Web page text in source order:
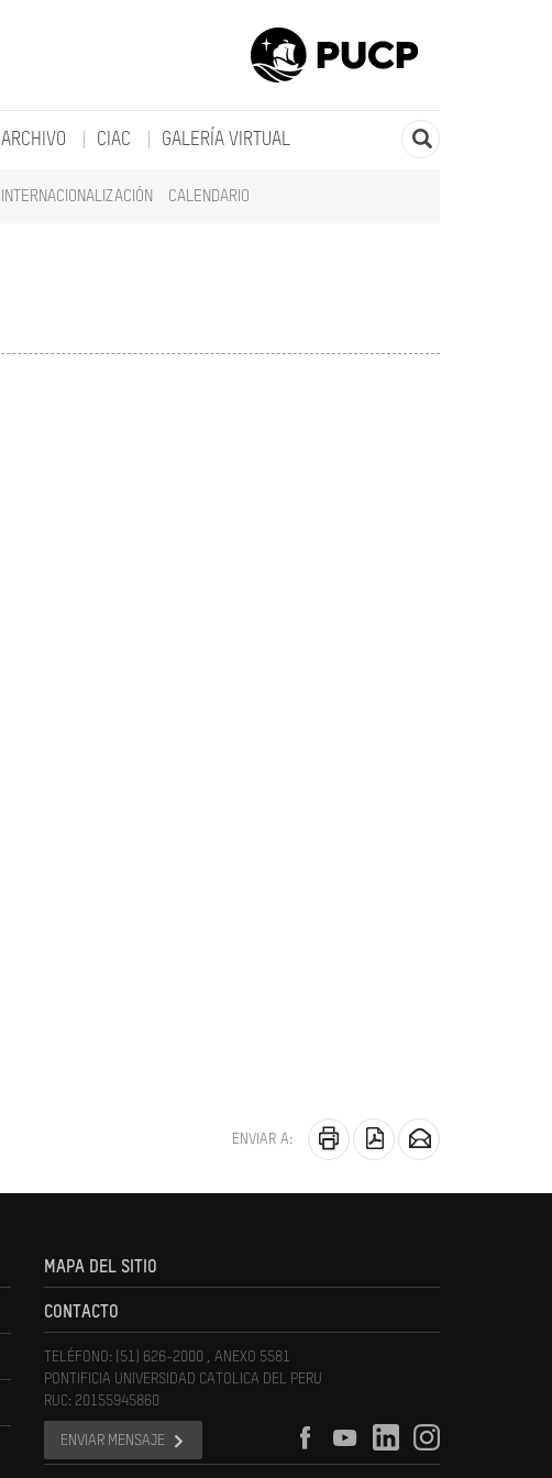
INTERNACIONALIZACIÓN CALENDARIO
ARCHIVO CIAC GALERÍA VIRTUAL
ENVIAR A:
MAPA DEL SITIO
CONTACTO
TELÉFONO: (51) 626-2000 , ANEXO 5581
PONTIFICIA UNIVERSIDAD CATOLICA DEL PERU
RUC: 20155945860
ENVIAR MENSAJE